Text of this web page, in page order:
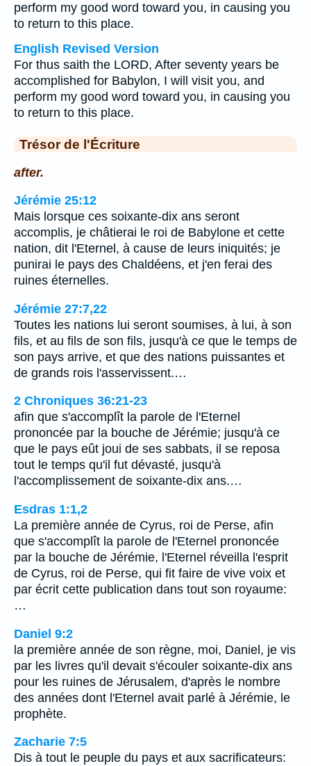
perform my good word toward you, in causing you
to return to this place.
English Revised Version
For thus saith the LORD, After seventy years be
accomplished for Babylon, I will visit you, and
perform my good word toward you, in causing you
to return to this place.
Trésor de l'Écriture
after.
Jérémie 25:12
Mais lorsque ces soixante-dix ans seront
accomplis, je châtierai le roi de Babylone et cette
nation, dit l'Eternel, à cause de leurs iniquités; je
punirai le pays des Chaldéens, et j'en ferai des
ruines éternelles.
Jérémie 27:7,22
Toutes les nations lui seront soumises, à lui, à son
fils, et au fils de son fils, jusqu'à ce que le temps de
son pays arrive, et que des nations puissantes et
de grands rois l'asservissent.…
2 Chroniques 36:21-23
afin que s'accomplît la parole de l'Eternel
prononcée par la bouche de Jérémie; jusqu'à ce
que le pays eût joui de ses sabbats, il se reposa
tout le temps qu'il fut dévasté, jusqu'à
l'accomplissement de soixante-dix ans.…
Esdras 1:1,2
La première année de Cyrus, roi de Perse, afin
que s'accomplît la parole de l'Eternel prononcée
par la bouche de Jérémie, l'Eternel réveilla l'esprit
de Cyrus, roi de Perse, qui fit faire de vive voix et
par écrit cette publication dans tout son royaume:
…
Daniel 9:2
la première année de son règne, moi, Daniel, je vis
par les livres qu'il devait s'écouler soixante-dix ans
pour les ruines de Jérusalem, d'après le nombre
des années dont l'Eternel avait parlé à Jérémie, le
prophète.
Zacharie 7:5
Dis à tout le peuple du pays et aux sacrificateurs: